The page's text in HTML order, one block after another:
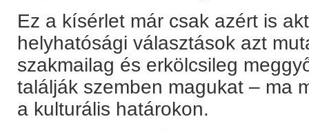
Ez a kísérlet már csak azért is
helyhatósági választások azt
szakmailag és erkölcsileg
találják szemben magukat – ma
a kulturális határokon.